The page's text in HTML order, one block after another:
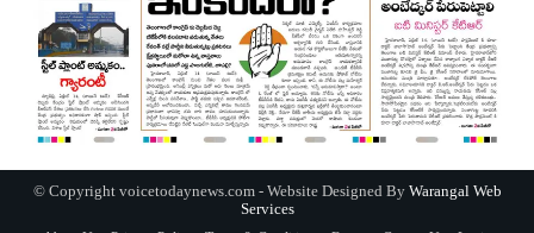
© Copyright voicetodaynews.com - Website Designed By Warangal Web
Services